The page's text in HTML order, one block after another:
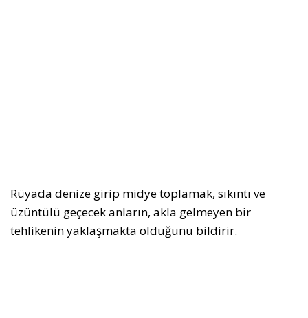
Rüyada denize girip midye toplamak, sıkıntı ve
üzüntülü geçecek anların, akla gelmeyen bir
tehlikenin yaklaşmakta olduğunu bildirir.